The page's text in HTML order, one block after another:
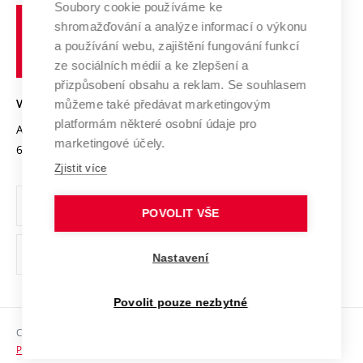
Výzkumné infrastruktury
Transfer znalostí
Open Science
Projekty
Projekty ze strukturálních fondů
Specifický výzkum
Spolupráce se školami
Služby univerzity
Mezinárodní dohody
Univerzitní sítě
Udržitelná univerzita
Podnikavá univerzita / ContriBUTe
Bezpečná univerzita
Vyznamenání
Organizační struktura
Ochrana osobních údajů
odkaz)
Sociální bezpečí
učení
technické
VYSOKÉ UČENÍ TECHNICKÉ V BRNĚ
Antonínská 548/1
602 00 Brno
www.vut.cz
vut@vutbr.cz
Copyright © 2026 VUT
Prohlášení o přístupnosti
Soubory cookie používáme ke
shromažďování a analýze informací o výkonu
a používání webu, zajištění fungování funkcí
ze sociálních médií a ke zlepšení a
přizpůsobení obsahu a reklam. Se souhlasem
můžeme také předávat marketingovým
platformám některé osobní údaje pro
marketingové účely.
Zjistit více
POVOLIT VŠE
Nastavení
Povolit pouze nezbytné